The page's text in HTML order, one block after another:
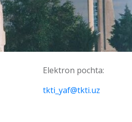
Elektron pochta:
tkti_yaf@tkti.uz